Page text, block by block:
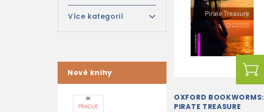
Více kategorií
Nové knihy
OXFORD BOOKWORMS:
PIRATE TREASURE